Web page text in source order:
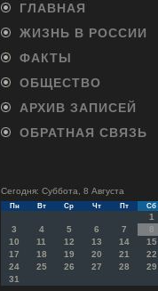
ГЛАВНАЯ
ЖИЗНЬ В РОССИИ
ФАКТЫ
ОБЩЕСТВО
АРХИВ ЗАПИСЕЙ
ОБРАТНАЯ СВЯЗЬ
Сегодня: Суббота, 8 Августа
Пн Вт Ср Чт Пт Сб
1
3
4 5 6 7 8
10
11 12 13 14 15
17
18 19 20 21 22
24
25 26 27 28 29
31